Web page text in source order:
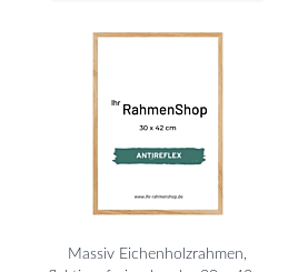
Massiv Eichenholzrahmen,